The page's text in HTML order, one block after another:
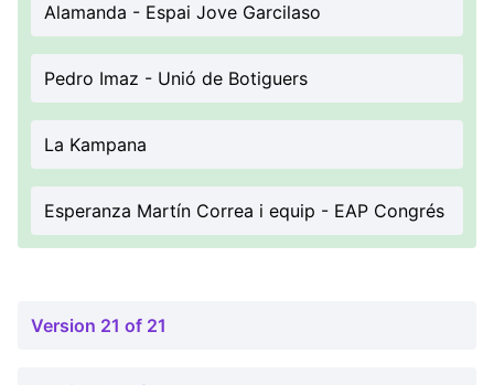
Alamanda - Espai Jove Garcilaso
Pedro Imaz - Unió de Botiguers
La Kampana
Esperanza Martín Correa i equip - EAP Congrés
Version 21 of 21